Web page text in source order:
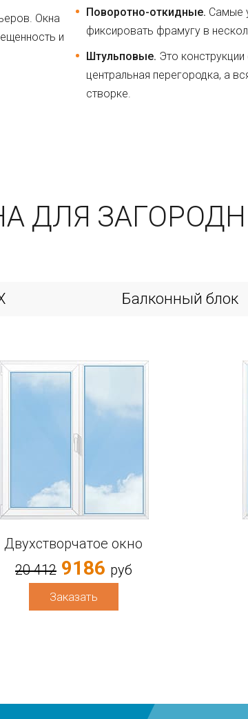
Окна
и
Поворотно-откидные. Самые
фиксировать фрамугу в
Штульповые. Это
центральная перегородка, а
створке.
ДЛЯ
Балконный блок
Двухстворчатое окно
20 4129186 руб
Заказать